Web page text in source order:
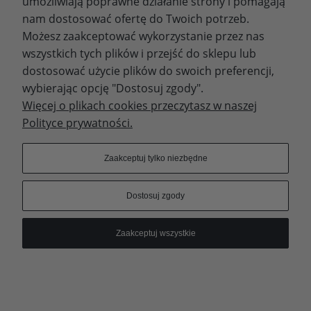
WYDAWNICTWO PROMIC
PRODUKTY
Prawa autorskie © 2023 - Wydawnictwo PROMIC
© Wydawnictwo PROMIC
nam dostosować ofertę do Twoich potrzeb.
Możesz zaakceptować wykorzystanie przez nas
wszystkich tych plików i przejść do sklepu lub
dostosować użycie plików do swoich preferencji,
wybierając opcję "Dostosuj zgody".
Więcej o plikach cookies przeczytasz w naszej
Polityce prywatności.
Zaakceptuj tylko niezbędne
Dostosuj zgody
Zaakceptuj wszystkie